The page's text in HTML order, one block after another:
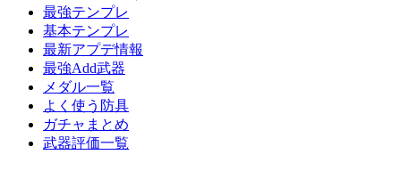
最強テンプレ
基本テンプレ
最新アプデ情報
最強Add武器
メダル一覧
よく使う防具
ガチャまとめ
武器評価一覧